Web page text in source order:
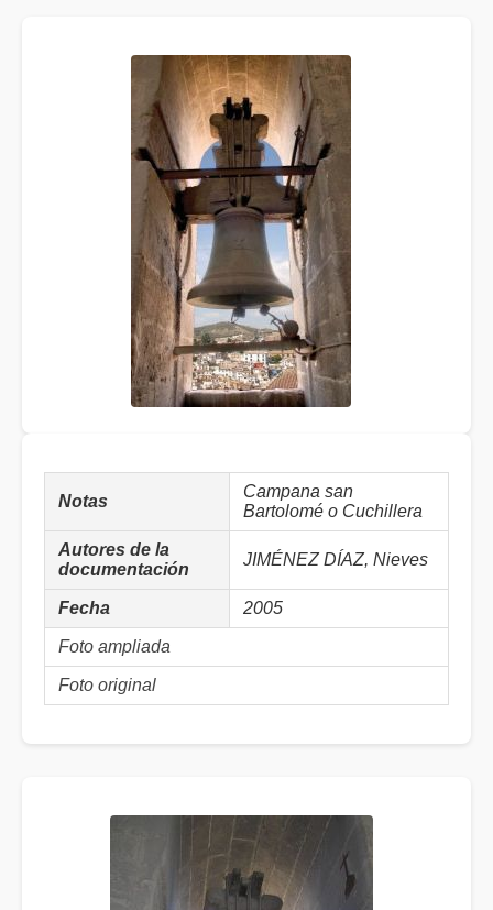
Notas
Campana san
Bartolomé o Cuchillera
Autores de la
documentación
JIMÉNEZ DÍAZ, Nieves
Fecha 2005
Foto ampliada
Foto original